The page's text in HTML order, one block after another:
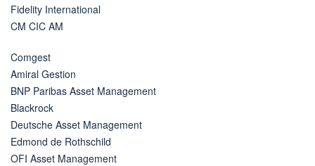
Fidelity International
CM CIC AM
Comgest
Amiral Gestion
BNP Paribas Asset Management
Blackrock
Deutsche Asset Management
Edmond de Rothschild
OFI Asset Management